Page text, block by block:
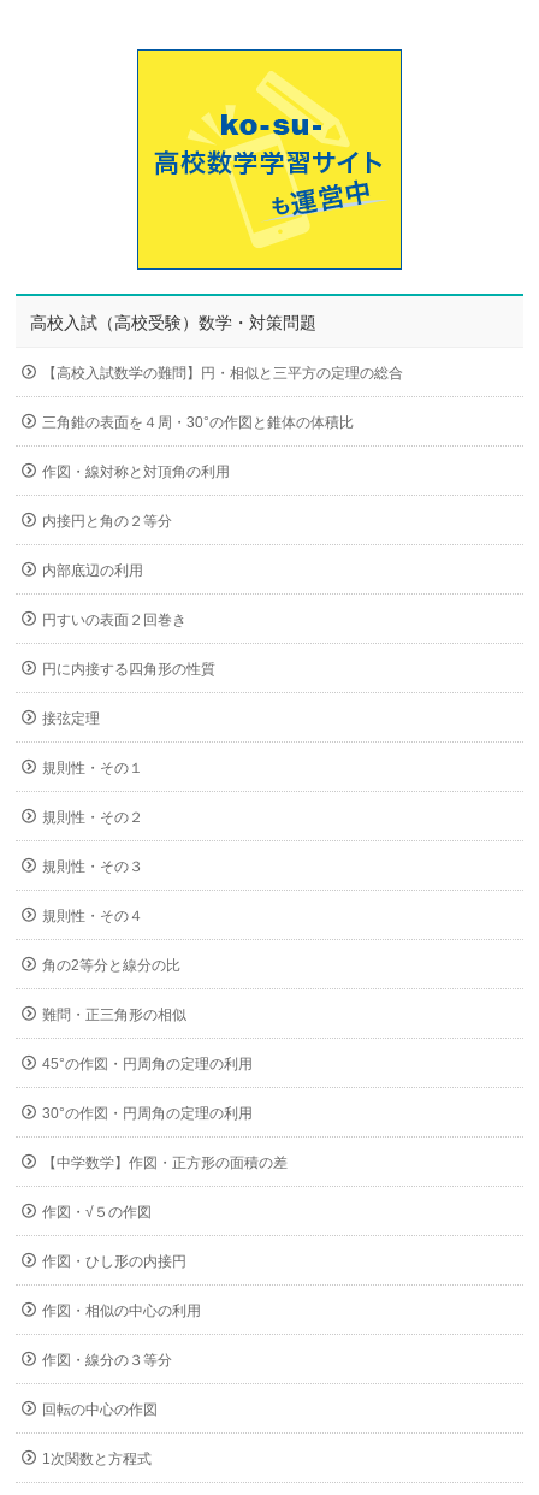
高校入試（高校受験）数学・対策問題
【高校入試数学の難問】円・相似と三平方の定理の総合
三角錐の表面を４周・30°の作図と錐体の体積比
作図・線対称と対頂角の利用
内接円と角の２等分
内部底辺の利用
円すいの表面２回巻き
円に内接する四角形の性質
接弦定理
規則性・その１
規則性・その２
規則性・その３
規則性・その４
角の2等分と線分の比
難問・正三角形の相似
45°の作図・円周角の定理の利用
30°の作図・円周角の定理の利用
【中学数学】作図・正方形の面積の差
作図・√５の作図
作図・ひし形の内接円
作図・相似の中心の利用
作図・線分の３等分
回転の中心の作図
1次関数と方程式